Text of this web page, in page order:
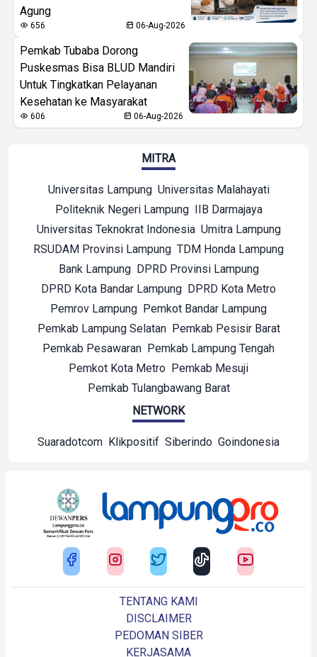
Agung
656 06-Aug-2026
Pemkab Tubaba Dorong
Puskesmas Bisa BLUD Mandiri
Untuk Tingkatkan Pelayanan
Kesehatan ke Masyarakat
606 06-Aug-2026
MITRA
Universitas Lampung Universitas Malahayati
Politeknik Negeri Lampung IIB Darmajaya
Universitas Teknokrat Indonesia Umitra Lampung
RSUDAM Provinsi Lampung TDM Honda Lampung
Bank Lampung DPRD Provinsi Lampung
DPRD Kota Bandar Lampung DPRD Kota Metro
Pemrov Lampung Pemkot Bandar Lampung
Pemkab Lampung Selatan Pemkab Pesisir Barat
Pemkab Pesawaran Pemkab Lampung Tengah
Pemkot Kota Metro Pemkab Mesuji
Pemkab Tulangbawang Barat
NETWORK
Suaradotcom Klikpositif Siberindo Goindonesia
TENTANG KAMI
DISCLAIMER
PEDOMAN SIBER
KERJASAMA